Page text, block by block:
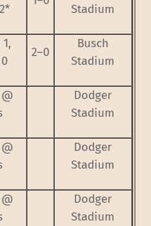
Stadium
2–0
Busch
Stadium
Dodger
Stadium
Dodger
Stadium
Dodger
Stadium